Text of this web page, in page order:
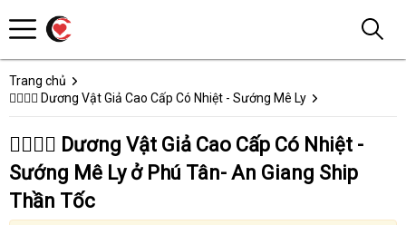
Trang chủ
👩‍❤️‍💋‍👨 Dương Vật Giả Cao Cấp Có Nhiệt - Sướng Mê Ly
👩‍❤️‍💋‍👨 Dương Vật Giả Cao Cấp Có Nhiệt -
Sướng Mê Ly ở Phú Tân- An Giang Ship
Thần Tốc